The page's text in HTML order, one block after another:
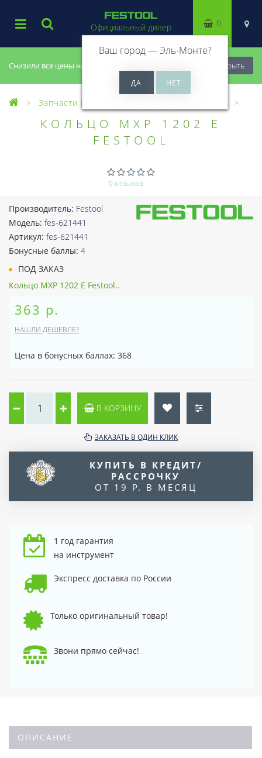
Снизили все цены на 20%, успей купить! Закрыть
Официальный дилер
Ваш город —Эль-Монте?
0
Запчасти Festool
КОЛЬЦО MXP 1202 E
FESTOOL
0 отзывов
Производитель: Festool
Модель: fes-621441
Артикул: fes-621441
Бонусные баллы: 4
ПОД ЗАКАЗ
Кольцо MXP 1202 E Festool..
363 р.
НАШЛИ ДЕШЕВЛЕ?
Цена в бонусных баллах: 368
В КОРЗИНУ
ЗАКАЗАТЬ В ОДИН КЛИК
КУПИТЬ В КРЕДИТ/
РАССРОЧКУ
ОТ 19 Р. В МЕСЯЦ
1 год гарантия
на инструмент
Экспресс доставка по России
Только оригинальный товар!
Звони прямо сейчас!
ОПИСАНИЕ